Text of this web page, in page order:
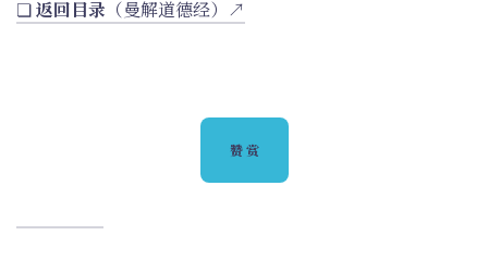
❏返回目录 （曼解道德经）↗
赞赏